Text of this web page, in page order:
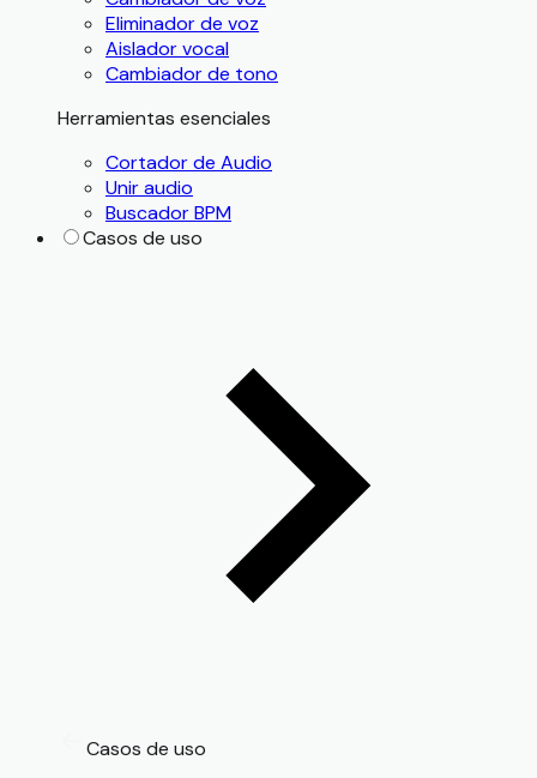
Eliminador de voz
Aislador vocal
Cambiador de tono
Herramientas esenciales
Cortador de Audio
Unir audio
Buscador BPM
Casos de uso
Casos de uso